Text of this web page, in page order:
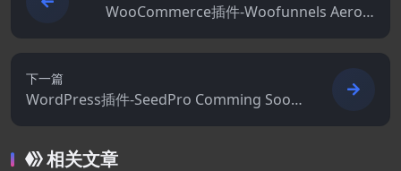
WooCommerce插件-Woofunnels Aero C
heckout 3.16.1
下一篇
WordPress插件-SeedPro Comming Soon
Pro 6.18.9
相关文章